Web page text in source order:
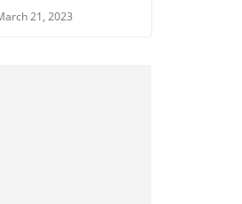
21, 2023